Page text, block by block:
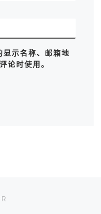
显示名称、邮箱地
论时使用。